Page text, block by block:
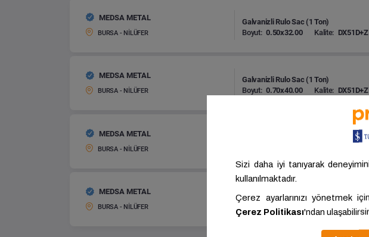
MEDSA METAL
BURSA - NİLÜFER
Galvanizli Rulo Sac (1 Ton)
Boyut: 0.50x32.00 Kalite: DX51D+Z
MEDSA METAL
BURSA - NİLÜFER
Galvanizli Rulo Sac (1 Ton)
Boyut: 0.70x40.00 Kalite: DX51D+Z
MEDSA METAL
BURSA - NİLÜFER
MEDSA METAL
BURSA - NİLÜFER
Galvanizli Rulo Sac (1 Ton)
0.50x40.00 Kalite: DX52D+Z